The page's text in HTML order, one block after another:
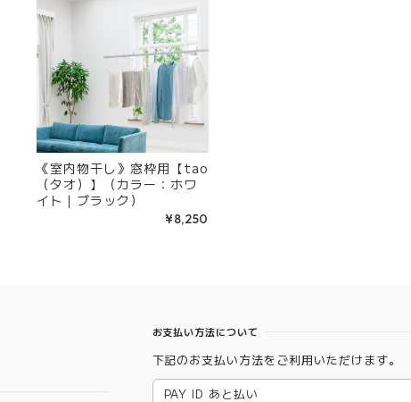
《室内物干し》窓枠用【tao
（タオ）】（カラー：ホワ
イト｜ブラック）
¥8,250
お支払い方法について
下記のお支払い方法をご利用いただけます。
PAY ID あと払い